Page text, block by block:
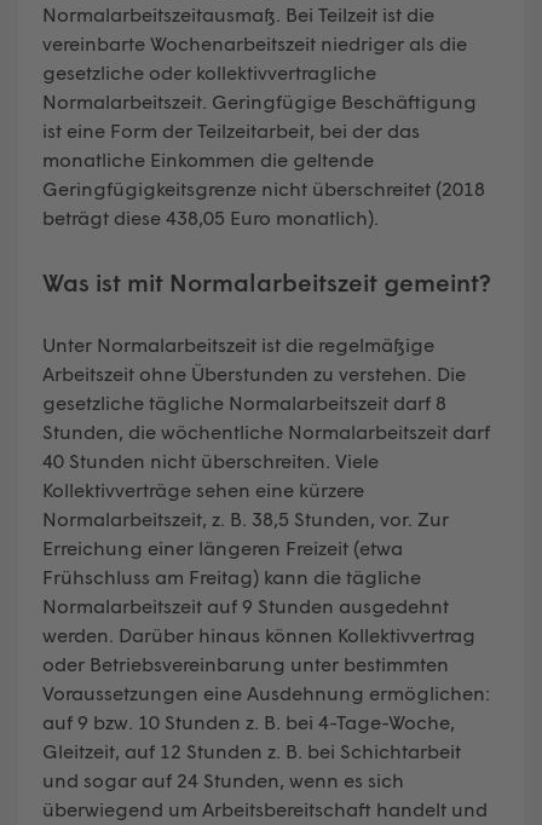
Normalarbeitszeitausmaß. Bei Teilzeit ist die
vereinbarte Wochenarbeitszeit niedriger als die
gesetzliche oder kollektivvertragliche
Normalarbeitszeit. Geringfügige Beschäftigung
ist eine Form der Teilzeitarbeit, bei der das
monatliche Einkommen die geltende
Geringfügigkeitsgrenze nicht überschreitet (2018
beträgt diese 438,05 Euro monatlich).
Was ist mit Normalarbeitszeit gemeint?
Unter Normalarbeitszeit ist die regelmäßige
Arbeitszeit ohne Überstunden zu verstehen. Die
gesetzliche tägliche Normalarbeitszeit darf 8
Stunden, die wöchentliche Normalarbeitszeit darf
40 Stunden nicht überschreiten. Viele
Kollektivverträge sehen eine kürzere
Normalarbeitszeit, z. B. 38,5 Stunden, vor. Zur
Erreichung einer längeren Freizeit (etwa
Frühschluss am Freitag) kann die tägliche
Normalarbeitszeit auf 9 Stunden ausgedehnt
werden. Darüber hinaus können Kollektivvertrag
oder Betriebsvereinbarung unter bestimmten
Voraussetzungen eine Ausdehnung ermöglichen:
auf 9 bzw. 10 Stunden z. B. bei 4-Tage-Woche,
Gleitzeit, auf 12 Stunden z. B. bei Schichtarbeit
und sogar auf 24 Stunden, wenn es sich
überwiegend um Arbeitsbereitschaft handelt und